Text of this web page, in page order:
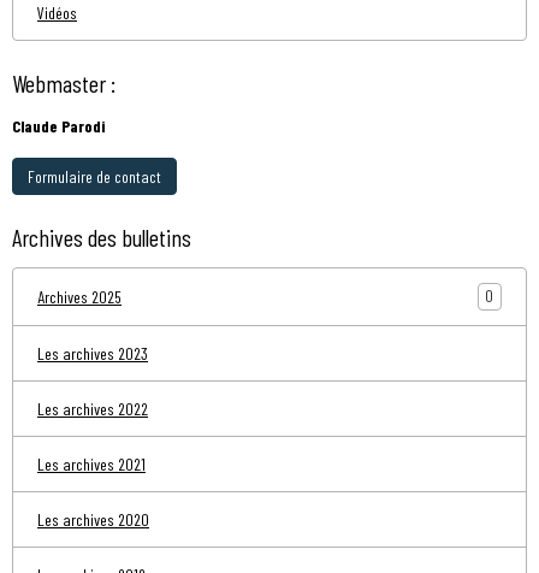
Vidéos
Webmaster :
Claude Parodi
Formulaire de contact
Archives des bulletins
Archives 2025 0
Les archives 2023
Les archives 2022
Les archives 2021
Les archives 2020